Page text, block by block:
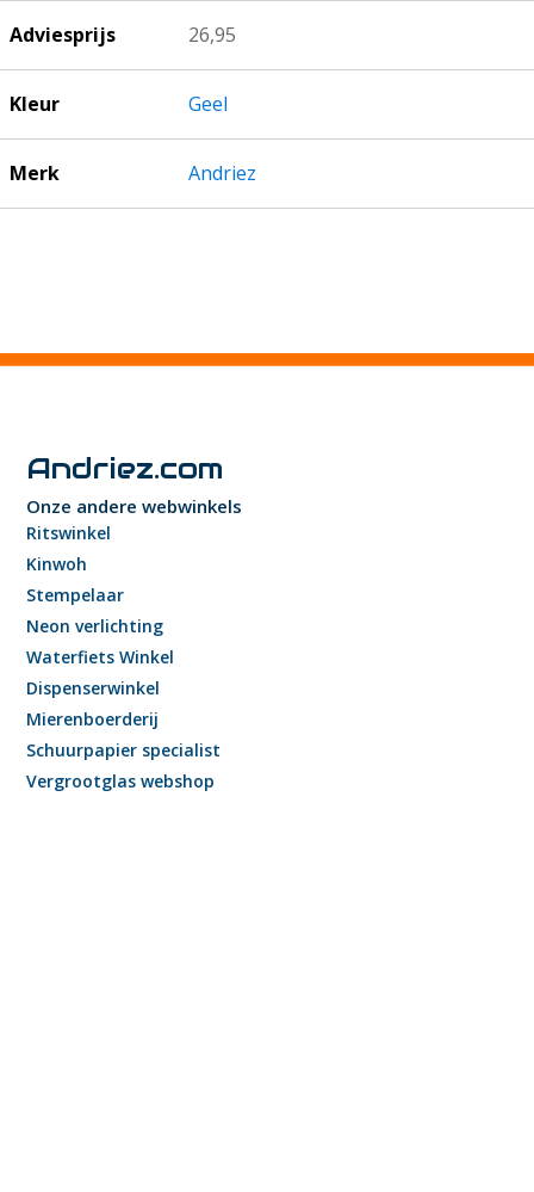
Adviesprijs 26,95
Kleur Geel
Merk Andriez
Andriez.com
Onze andere webwinkels
Ritswinkel
Kinwoh
Stempelaar
Neon verlichting
Waterfiets Winkel
Dispenserwinkel
Mierenboerderij
Schuurpapier specialist
Vergrootglas webshop